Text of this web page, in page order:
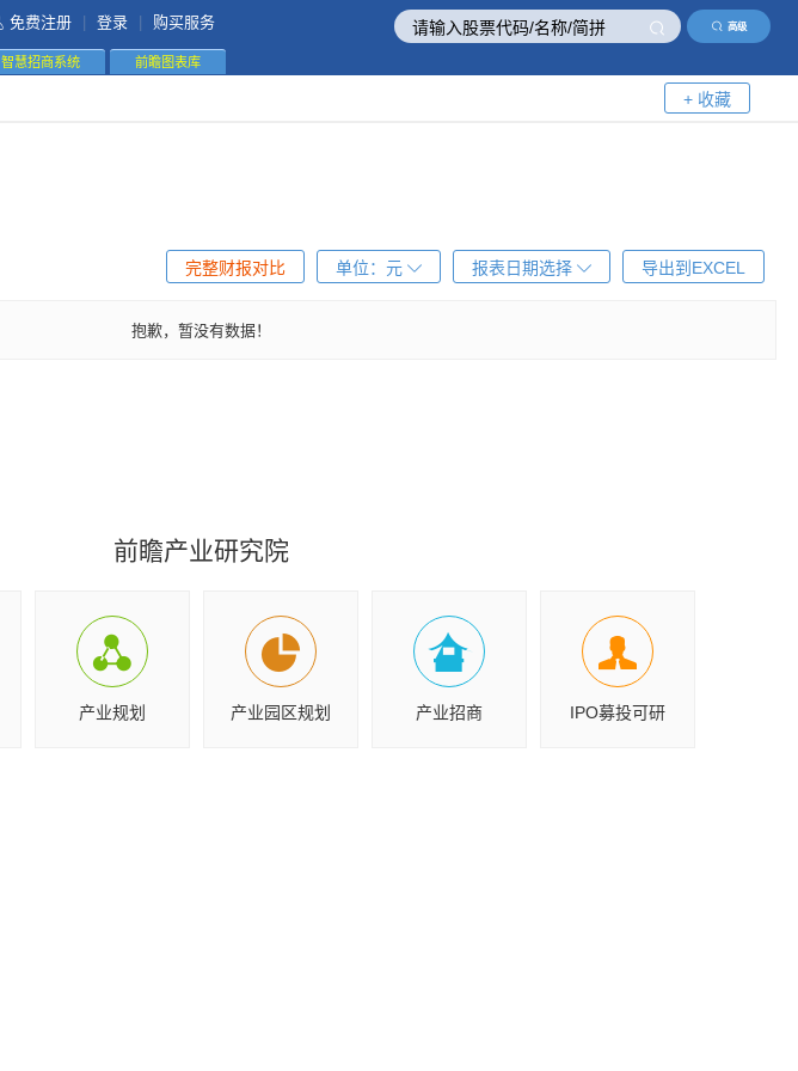
高级
免费注册 登录 购买服务
智慧招商系统 前瞻图表库
+ 收藏
导出到EXCEL
报表日期选择
单位： 元
完整财报对比
抱歉，暂没有数据！
前瞻产业研究院
产业规划 产业园区规划 产业招商 IPO募投可研